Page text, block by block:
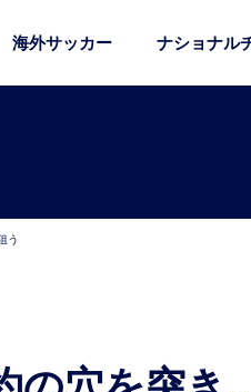
海外サッカー ナショナル
う